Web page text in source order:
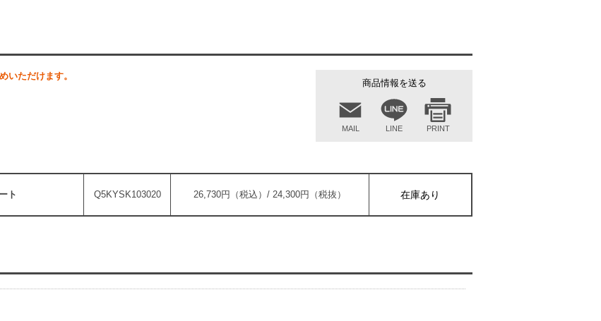
商品情報を送る
MAIL LINE PRINT
いただけます。
ト Q5KYSK103020 26,730円（税込）/ 24,300円（税抜） 在庫あり